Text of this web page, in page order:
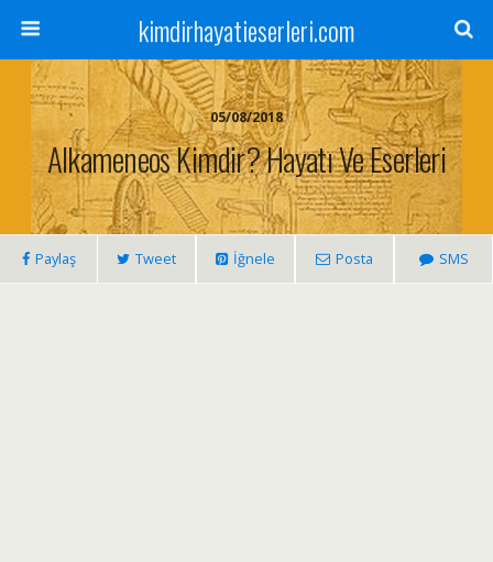
kimdirhayatieserleri.com
05/08/2018
Alkameneos Kimdir? Hayatı Ve Eserleri
Paylaş Tweet İğnele Posta SMS